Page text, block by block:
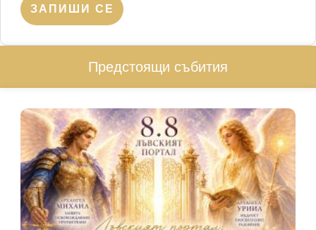
ЗАПИШИ СЕ
Предстоящи събития